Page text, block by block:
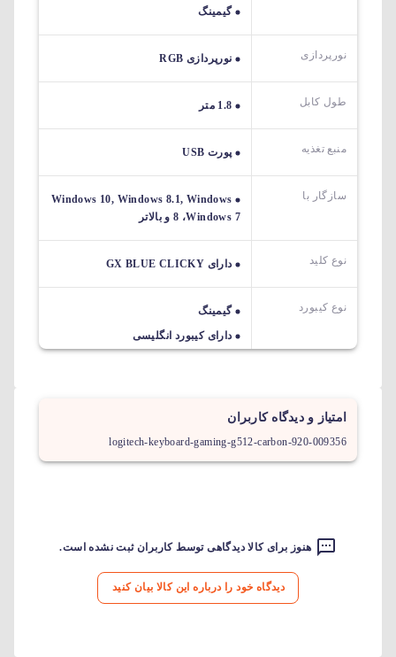
گیمینگ
نورپردازی نورپردازی RGB
طول کابل 1.8 متر
منبع تغذیه پورت USB
سازگار با
Windows 10, Windows 8.1, Windows
8 ،Windows 7 و بالاتر
نوع کلید دارای GX BLUE CLICKY
نوع کیبورد
گیمینگ
دارای کیبورد انگلیسی
امتیاز و دیدگاه کاربران
logitech-keyboard-gaming-g512-carbon-920-009356
هنوز برای کالا دیدگاهی توسط کاربران ثبت نشده است.
دیدگاه خود را درباره این کالا بیان کنید